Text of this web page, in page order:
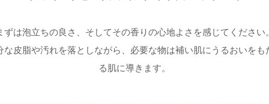
ずは泡立ちの良さ、そしてその香りの心地よさを感じてください。
な皮脂や汚れを落としながら、必要な物は補い肌にうるおいをも
る肌に導きます。